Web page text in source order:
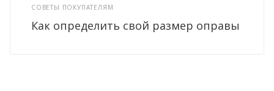
СОВЕТЫ ПОКУПАТЕЛЯМ
Как определить свой размер оправы